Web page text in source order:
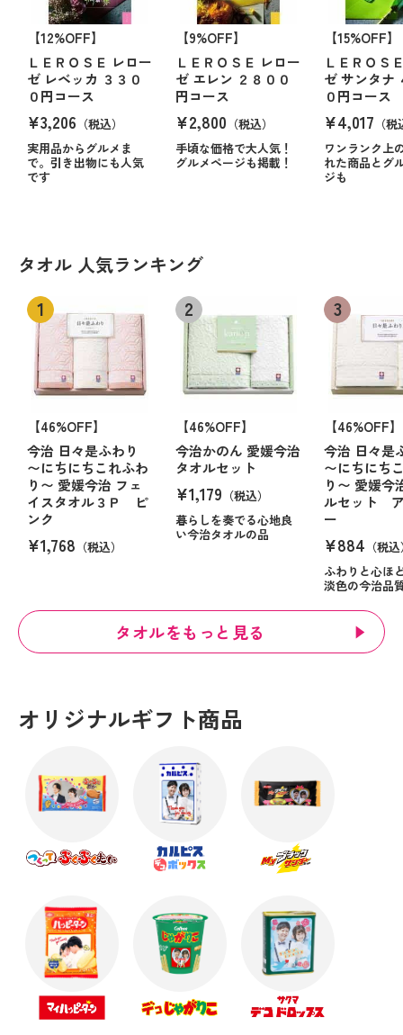
【12%OFF】
ＬＥＲＯＳＥ レロー
ゼ レベッカ ３３０
０円コース
¥3,206 （税込）
実用品からグルメま
で。引き出物にも人気
です
【9%OFF】
ＬＥＲＯＳＥ レロー
ゼ エレン ２８００
円コース
¥2,800 （税込）
手頃な価格で大人気！
グルメページも掲載！
【15%OFF】
ＬＥＲＯＳ
ゼ サンタナ
０円コース
¥4,017 （
ワンランク上
れた商品とグ
ジも
タオル 人気ランキング
【46%OFF】
今治 日々是ふわり
〜にちにちこれふわ
り〜 愛媛今治 フェ
イスタオル３Ｐ ピ
ンク
¥1,768 （税込）
【46%OFF】
今治かのん 愛媛今治
タオルセット
¥1,179 （税込）
暮らしを奏でる心地良
い今治タオルの品
【46%OFF】
今治 日々是
〜にちにち
り〜 愛媛今
ルセット
ー
¥884 （税
ふわりと心ほ
淡色の今治品
タオルをもっと見る
オリジナルギフト商品